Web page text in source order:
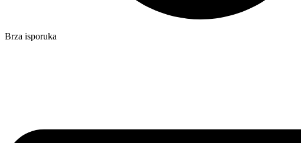
Brza isporuka